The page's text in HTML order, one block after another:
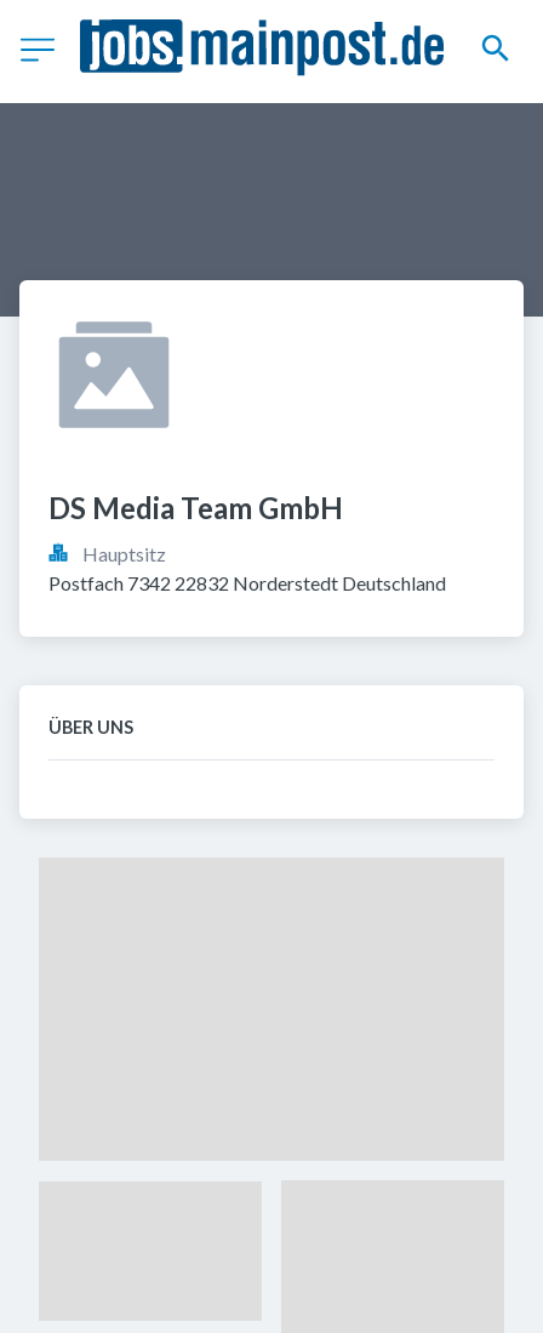
DS Media Team GmbH
Hauptsitz
Postfach 7342 22832 Norderstedt Deutschland
ÜBER UNS